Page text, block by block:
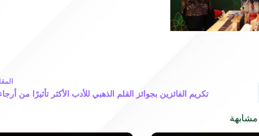
ال
تكريم الفائزين بجوائز القلم الذهبي للأدب الأكثر تأثيرًا من